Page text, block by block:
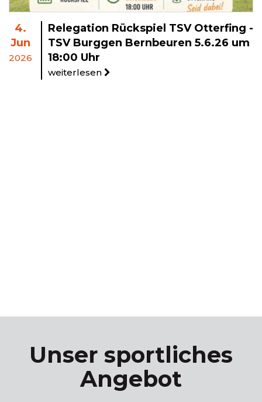
4.
Jun
2026
Relegation Rückspiel TSV Otterfing -
TSV Burggen Bernbeuren 5.6.26 um
18:00 Uhr
weiterlesen
Unser sportliches
Angebot